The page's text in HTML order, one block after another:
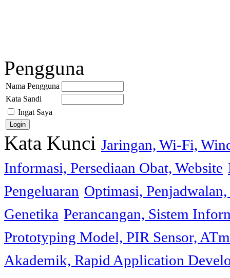
Pengguna
Nama Pengguna
Kata Sandi
Ingat Saya
Kata Kunci Jaringan, Wi-Fi,
Informasi, Persediaan Obat, Website
Pengeluaran Optimasi,
Genetika Perancangan, Sistem
Prototyping Model, PIR Sensor,
Akademik, Rapid Application